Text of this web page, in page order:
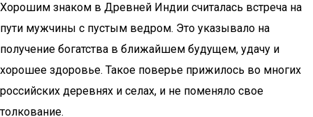
Хорошим знаком в Древней Индии считалась встреча на
пути мужчины с пустым ведром. Это указывало на
получение богатства в ближайшем будущем, удачу и
хорошее здоровье. Такое поверье прижилось во многих
российских деревнях и селах, и не поменяло свое
толкование.